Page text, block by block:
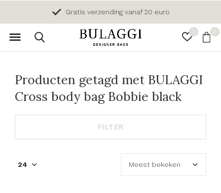
0 0
Gratis verzending vanaf 20 euro
Producten getagd met BULAGGI
Cross body bag Bobbie black
FILTER